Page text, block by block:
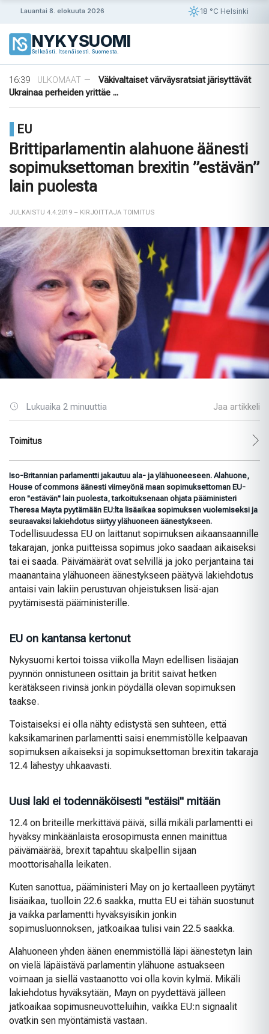
Lauantai 8. elokuuta 2026 18 °C Helsinki
NYKYSUOMI
Selkeästi. Itsenäisesti. Suomesta.
09:08 VIIHDE —
Rapujuhlat – Ruotsin loppukesän rituaali
19:48
ULKOMAAT —
Uusi valvontateknologia luo digitaalisen
sormenjäljen ajoneuvon laitteista ...
16:39
ULKOMAAT —
Väkivaltaiset värväysratsiat järisyttävät
Ukrainaa perheiden yrittäe ...
14:42
Norjalainen viikinkihauta avattiin
09:08
19:48
ULKOMAAT
Uusi valvontateknologia luo digitaalisen
sormenjäljen ajoneuvon laitteista ...
EU
Brittiparlamentin alahuone äänesti
sopimuksettoman brexitin ”estävän”
lain puolesta
JULKAISTU 4.4.2019 – KIRJOITTAJA TOIMITUS
Lukuaika 2 minuuttia Jaa artikkeli
Toimitus
Iso-Britannian parlamentti jakautuu ala- ja ylähuoneeseen. Alahuone,
House of commons äänesti viimeyönä maan sopimuksettoman EU-
eron "estävän" lain puolesta, tarkoituksenaan ohjata pääministeri
Theresa Mayta pyytämään EU:lta lisäaikaa sopimuksen vuolemiseksi ja
seuraavaksi lakiehdotus siirtyy ylähuoneen äänestykseen.
Todellisuudessa EU on laittanut sopimuksen aikaansaannille
takarajan, jonka puitteissa sopimus joko saadaan aikaiseksi
tai ei saada. Päivämäärät ovat selvillä ja joko perjantaina tai
maanantaina ylähuoneen äänestykseen päätyvä lakiehdotus
antaisi vain lakiin perustuvan ohjeistuksen lisä-ajan
pyytämisestä pääministerille.
EU on kantansa kertonut
Nykysuomi kertoi toissa viikolla Mayn edellisen lisäajan
pyynnön onnistuneen osittain ja britit saivat hetken
kerätäkseen rivinsä jonkin pöydällä olevan sopimuksen
taakse.
Toistaiseksi ei olla nähty edistystä sen suhteen, että
kaksikamarinen parlamentti saisi enemmistölle kelpaavan
sopimuksen aikaiseksi ja sopimuksettoman brexitin takaraja
12.4 lähestyy uhkaavasti.
Uusi laki ei todennäköisesti "estäisi" mitään
12.4 on briteille merkittävä päivä, sillä mikäli parlamentti ei
hyväksy minkäänlaista erosopimusta ennen mainittua
päivämäärää, brexit tapahtuu skalpellin sijaan
moottorisahalla leikaten.
Kuten sanottua, pääministeri May on jo kertaalleen pyytänyt
lisäaikaa, tuolloin 22.6 saakka, mutta EU ei tähän suostunut
ja vaikka parlamentti hyväksyisikin jonkin
sopimusluonnoksen, jatkoaikaa tulisi vain 22.5 saakka.
Alahuoneen yhden äänen enemmistöllä läpi äänestetyn lain
on vielä läpäistävä parlamentin ylähuone astuakseen
voimaan ja siellä vastaanotto voi olla kovin kylmä. Mikäli
lakiehdotus hyväksytään, Mayn on pyydettävä jälleen
jatkoaikaa sopimusneuvotteluihin, vaikka EU:n signaalit
ovatkin sen myöntämistä vastaan.